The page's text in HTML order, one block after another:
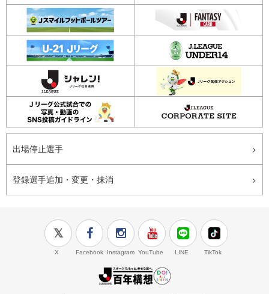
出場停止選手
登録選手追加・変更・抹消
X Facebook Instagram YouTube LINE TikTok